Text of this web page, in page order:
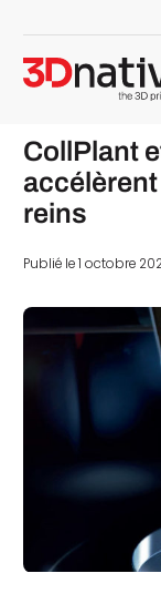
CollPlant
reins
Publié le 1 octobre